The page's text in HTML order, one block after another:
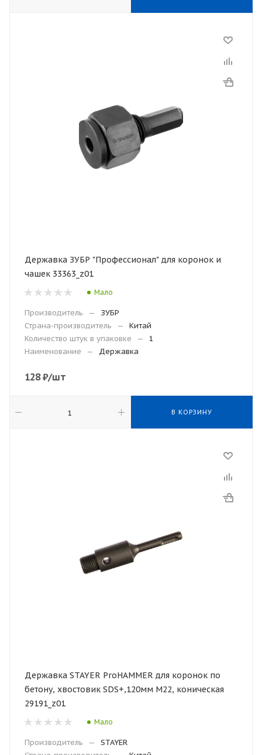
Державка ЗУБР "Профессионал" для коронок и
чашек 33363_z01
Мало
Производитель —
ЗУБР
Страна-производитель
—
Китай
Количество штук в упаковке
—
1
Наименование
— Державка
128₽/шт
В КОРЗИНУ
Державка STAYER ProHAMMER для коронок по
бетону, хвостовик SDS+,120мм М22, коническая
29191_z01
Мало
Производитель —
STAYER